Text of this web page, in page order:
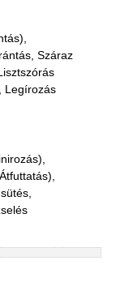
Száraz
Legírozás